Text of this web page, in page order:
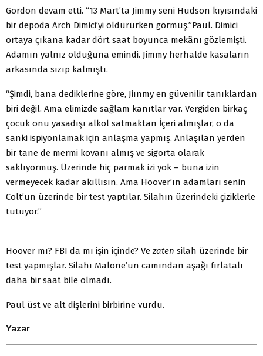
Gordon devam etti. “13 Mart’ta Jimmy seni Hudson kıyı­sındaki
bir depoda Arch Dimici’yi öldürürken görmüş.”Paul. Dimici
ortaya çıkana kadar dört saat boyunca mekânı gözlemişti.
Adamın yalnız olduğuna emindi. Jimmy herhalde kasaların
arkasında sızıp kalmıştı.
“Şimdi, bana dediklerine göre, Jiınmy en güvenilir tanık­lardan
biri değil. Ama elimizde sağlam kanıtlar var. Vergiden birkaç
çocuk onu yasadışı alkol satmaktan İçeri almışlar, o da
sanki ispiyonlamak için anlaşma yapmış. Anlaşılan yerden
bir tane de mermi kovanı almış ve sigorta olarak
saklıyormuş. Üzerinde hiç parmak izi yok – buna izin
vermeyecek kadar akıllısın. Ama Hoover’ın adamları senin
Colt’un üzerinde bir test yaptılar. Silahın üzerindeki çiziklerle
tutuyor.”
Hoover mı? FBI da mı işin içinde? Ve zaten silah üzerinde bir
test yapmışlar. Silahı Malone’un camından aşağı fırlatalı
daha bir saat bile olmadı.
Paul üst ve alt dişlerini birbirine vurdu.
Yazar